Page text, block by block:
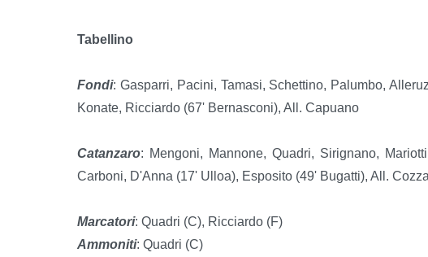
Tabellino
Fondi: Gasparri, Pacini, Tamasi, Schettino, Palumbo,
Konate, Ricciardo (67' Bernasconi), All. Capuano
Catanzaro: Mengoni, Mannone, Quadri, Sirignano,
Carboni, D'Anna (17' Ulloa), Esposito (49' Bugatti), All. Cozza
Marcatori: Quadri (C), Ricciardo (F)
Ammoniti: Quadri (C)